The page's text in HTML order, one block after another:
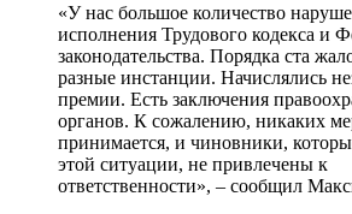
«У нас большое количество
исполнения Трудового кодекса и
законодательства. Порядка ста
разные инстанции. Начислялись
премии. Есть заключения
органов. К сожалению, никаких
принимается, и чиновники,
этой ситуации, не привлечены к
ответственности», – сообщил